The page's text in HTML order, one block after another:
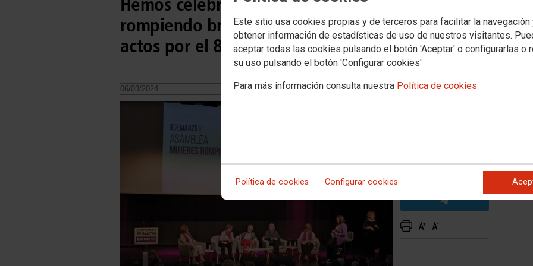
Este sitio usa cookies propias y de terceros para facilitar la navegación
obtener información de estadísticas de uso de nuestros visitantes.
aceptar todas las cookies pulsando el botón 'Aceptar' o configurarlas o
su uso pulsando el botón 'Configurar cookies'
Para más información consulta nuestra Política de cookies
Política de cookies Configurar cookies
Hemos celebrado la asamblea "Mujeres
rompiendo brecha", con la que iniciamos los
actos por el 8M
06/03/2024.